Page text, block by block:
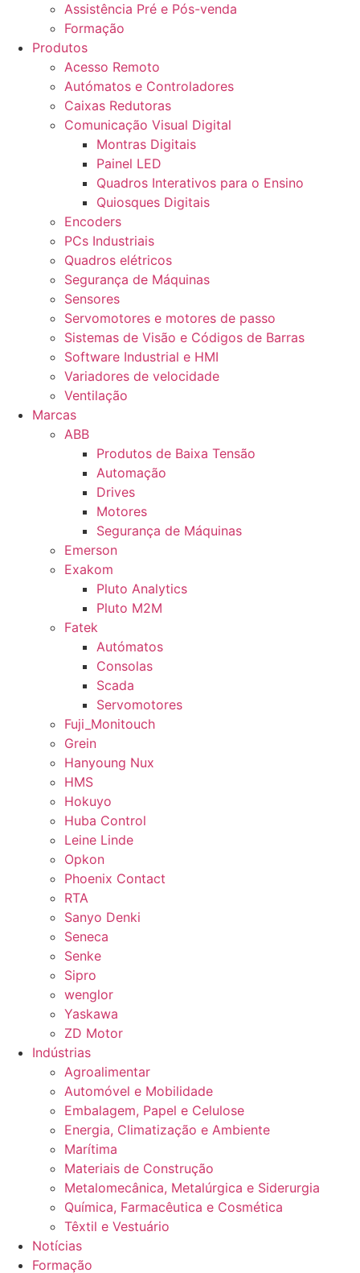
Assistência Pré e Pós-venda
Formação
Produtos
Acesso Remoto
Autómatos e Controladores
Caixas Redutoras
Comunicação Visual Digital
Montras Digitais
Painel LED
Quadros Interativos para o Ensino
Quiosques Digitais
Encoders
PCs Industriais
Quadros elétricos
Segurança de Máquinas
Sensores
Servomotores e motores de passo
Sistemas de Visão e Códigos de Barras
Software Industrial e HMI
Variadores de velocidade
Ventilação
Marcas
ABB
Produtos de Baixa Tensão
Automação
Drives
Motores
Segurança de Máquinas
Emerson
Exakom
Pluto Analytics
Pluto M2M
Fatek
Autómatos
Consolas
Scada
Servomotores
Fuji_Monitouch
Grein
Hanyoung Nux
HMS
Hokuyo
Huba Control
Leine Linde
Opkon
Phoenix Contact
RTA
Sanyo Denki
Seneca
Senke
Sipro
wenglor
Yaskawa
ZD Motor
Indústrias
Agroalimentar
Automóvel e Mobilidade
Embalagem, Papel e Celulose
Energia, Climatização e Ambiente
Marítima
Materiais de Construção
Metalomecânica, Metalúrgica e Siderurgia
Química, Farmacêutica e Cosmética
Têxtil e Vestuário
Notícias
Formação